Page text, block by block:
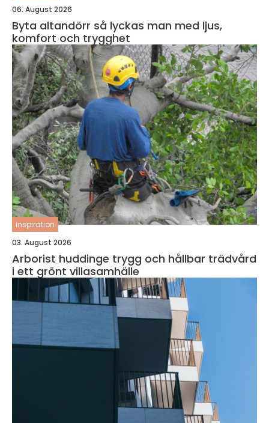
06. August 2026
Byta altandörr så lyckas man med ljus,
komfort och trygghet
inspiration
03. August 2026
Arborist huddinge trygg och hållbar trädvård
i ett grönt villasamhälle